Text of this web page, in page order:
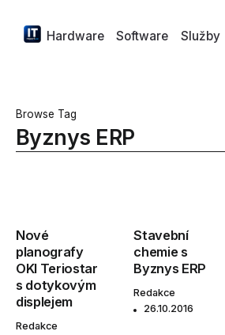
Hardware Software Služby
Browse Tag
Byznys ERP
Nové
planografy
OKI Teriostar
s dotykovým
displejem
Redakce
Stavební
chemie s
Byznys ERP
Redakce
26.10.2016